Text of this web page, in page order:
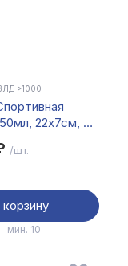
>1000
22х7см, 5
/шт.
корзину
мин. 10